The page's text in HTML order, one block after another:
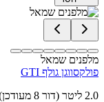
מלפנים שמאל
פולקסווגן גולף GTI
2.0 ליטר (דור 8 מעודכן)